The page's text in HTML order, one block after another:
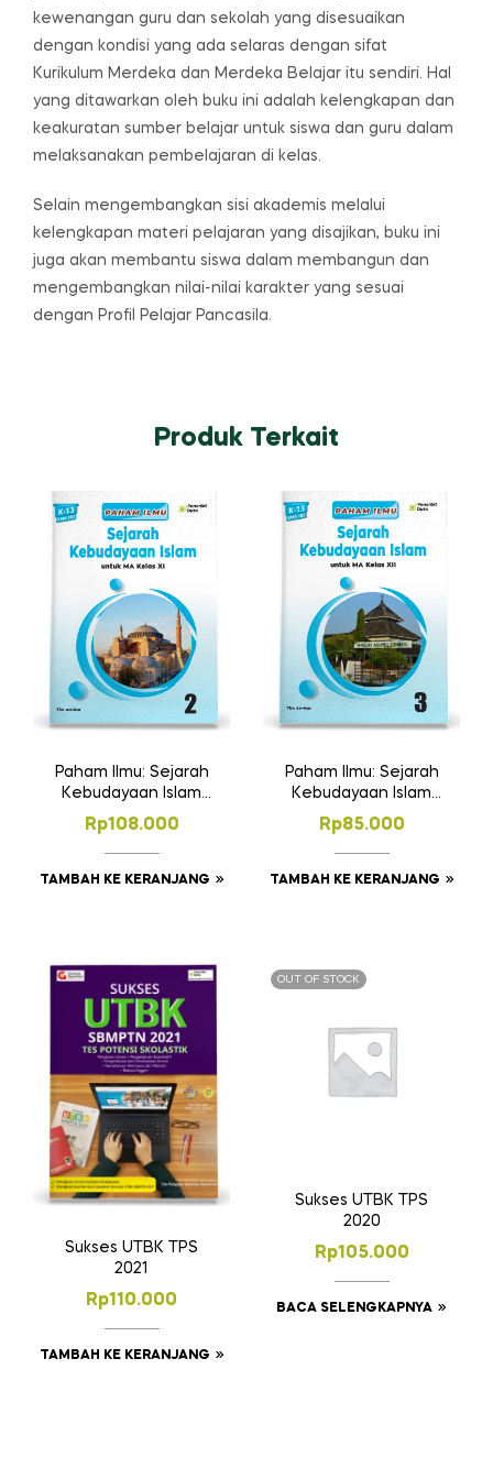
kewenangan guru dan sekolah yang disesuaikan
dengan kondisi yang ada selaras dengan sifat
Kurikulum Merdeka dan Merdeka Belajar itu sendiri. Hal
yang ditawarkan oleh buku ini adalah kelengkapan dan
keakuratan sumber belajar untuk siswa dan guru dalam
melaksanakan pembelajaran di kelas.
Selain mengembangkan sisi akademis melalui
kelengkapan materi pelajaran yang disajikan, buku ini
juga akan membantu siswa dalam membangun dan
mengembangkan nilai-nilai karakter yang sesuai
dengan Profil Pelajar Pancasila.
Produk Terkait
Paham Ilmu: Sejarah
Kebudayaan Islam
MA Kelas 11
Rp108.000
TAMBAH KE KERANJANG
Paham Ilmu: Sejarah
Kebudayaan Islam
MA Kelas 12
Rp85.000
TAMBAH KE KERANJANG
Sukses UTBK TPS
2021
Rp110.000
TAMBAH KE KERANJANG
OUT OF STOCK
Sukses UTBK TPS
2020
Rp105.000
BACA SELENGKAPNYA